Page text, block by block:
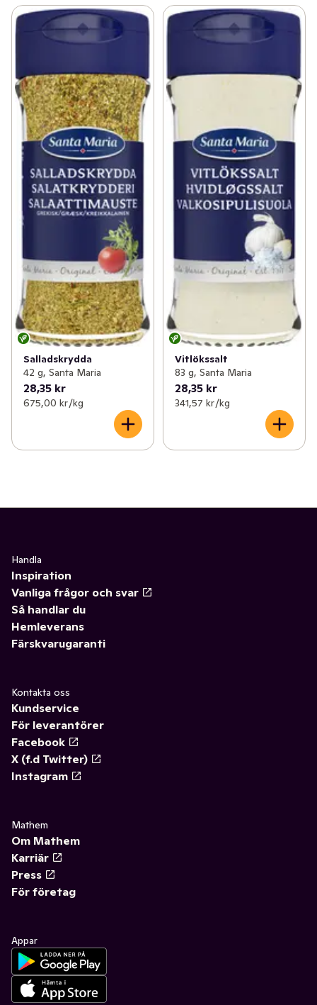
Salladskrydda
42 g, Santa Maria
28,35 kr
675,00 kr /kg
Vitlökssalt
83 g, Santa Maria
28,35 kr
341,57 kr /kg
Handla
Inspiration
Vanliga frågor och svar
Så handlar du
Hemleverans
Färskvarugaranti
Kontakta oss
Kundservice
För leverantörer
Facebook
X (f.d Twitter)
Instagram
Mathem
Om Mathem
Karriär
Press
För företag
Appar